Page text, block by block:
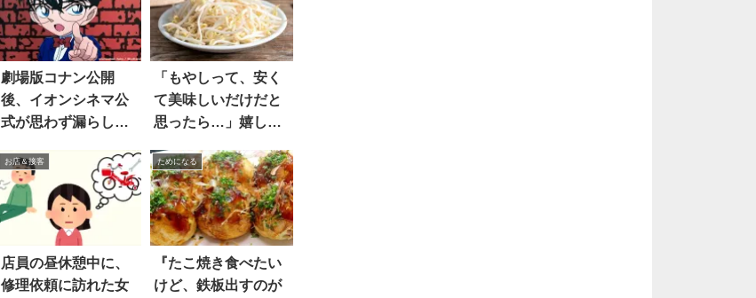
劇場版コナン公開
後、イオンシネマ公
式が思わず漏らした
「もやしって、安く
て美味しいだけだと
思ったら…」嬉しい
お店＆接客
店員の昼休憩中に、
修理依頼に訪れた女
ためになる
『たこ焼き食べたい
けど、鉄板出すのが